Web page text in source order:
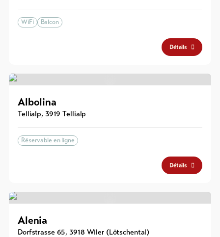
WiFi Balcon
Détails
Albolina
Tellialp, 3919 Tellialp
Réservable en ligne
Détails
Alenia
Dorfstrasse 65, 3918 Wiler (Lötschental)